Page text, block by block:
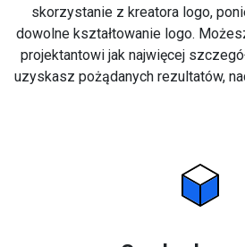
skorzystanie z kreatora logo,
dowolne kształtowanie logo.
projektantowi jak najwięcej
uzyskasz pożądanych rezultatów,